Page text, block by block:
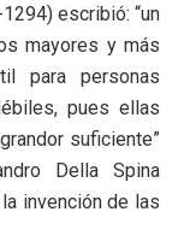
escribió: “un
mayores y más
para personas
pues ellas
suficiente”
Della Spina
invención de las